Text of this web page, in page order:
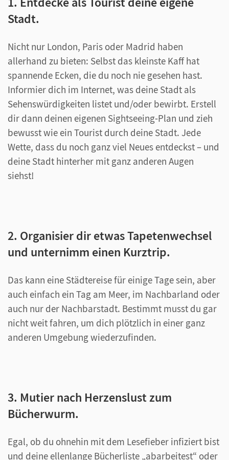
Stadt.
Nicht nur London, Paris oder Madrid haben
allerhand zu bieten: Selbst das kleinste Kaff hat
spannende Ecken, die du noch nie gesehen hast.
Informier dich im Internet, was deine Stadt als
Sehenswürdigkeiten listet und/oder bewirbt. Erstell
dir dann deinen eigenen Sightseeing-Plan und zieh
bewusst wie ein Tourist durch deine Stadt. Jede
Wette, dass du noch ganz viel Neues entdeckst – und
deine Stadt hinterher mit ganz anderen Augen
siehst!
2. Organisier dir etwas Tapetenwechsel
und unternimm einen Kurztrip.
Das kann eine Städtereise für einige Tage sein, aber
auch einfach ein Tag am Meer, im Nachbarland oder
auch nur der Nachbarstadt. Bestimmt musst du gar
nicht weit fahren, um dich plötzlich in einer ganz
anderen Umgebung wiederzufinden.
3. Mutier nach Herzenslust zum
Bücherwurm.
Egal, ob du ohnehin mit dem Lesefieber infiziert bist
und deine ellenlange Bücherliste „abarbeitest“ oder